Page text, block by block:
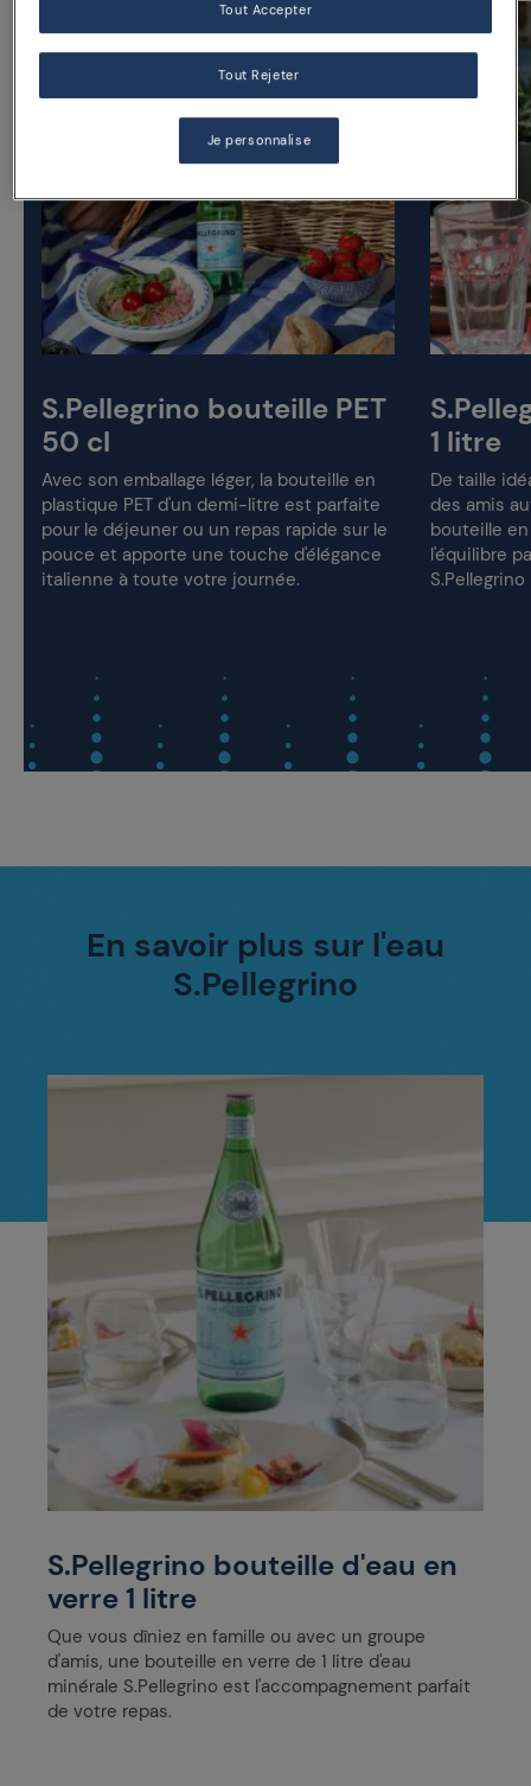
S.Pellegrino bouteille PET
50 cl
Avec son emballage léger, la bouteille en
plastique PET d'un demi-litre est parfaite
pour le déjeuner ou un repas rapide sur le
pouce et apporte une touche d'élégance
italienne à toute votre journée.
1 litre
De taille
des amis
bouteille en
l'équilibre
En savoir plus sur l'eau
S.Pellegrino
S.Pellegrino bouteille d'eau en
verre 1 litre
Que vous dîniez en famille ou avec un groupe
d'amis, une bouteille en verre de 1 litre d'eau
minérale S.Pellegrino est l'accompagnement parfait
de votre repas.
Tout Rejeter
Tout Accepter
Je personnalise